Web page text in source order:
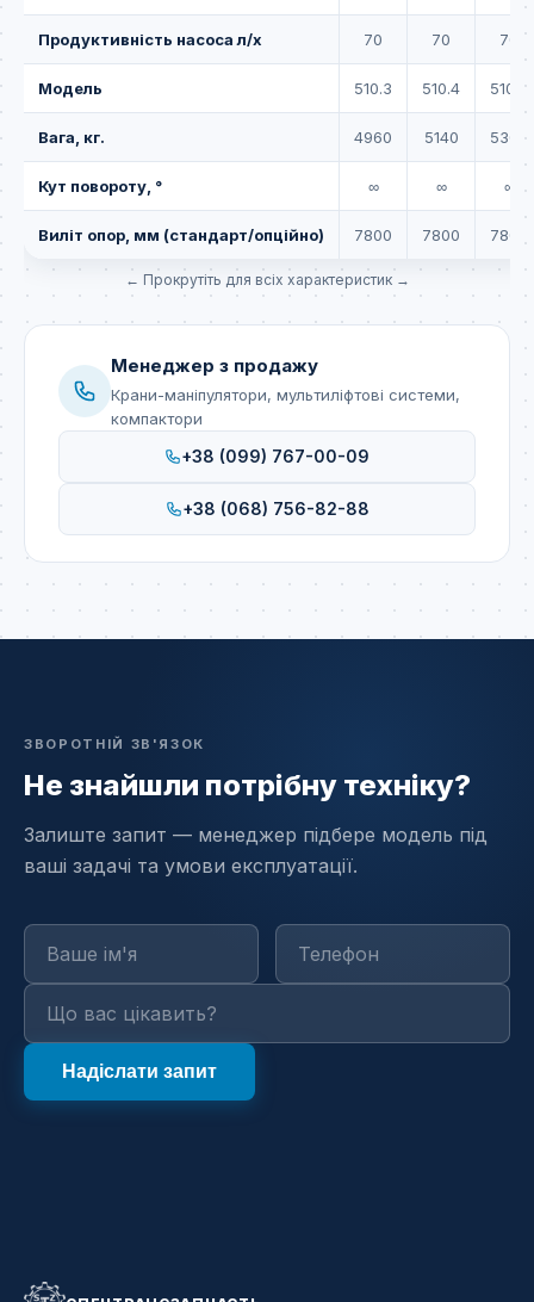
Продуктивність насоса л/х 70 70 70
Модель 510.3 510.4 510.5
Вага, кг. 4960 5140 5300
Кут повороту, ° ∞ ∞ ∞
Виліт опор, мм (стандарт/опційно) 7800 7800 7800
Менеджер з продажу
Крани-маніпулятори, мультиліфтові системи,
компактори
+38 (099) 767-00-09
+38 (068) 756-82-88
ЗВОРОТНІЙ ЗВ'ЯЗОК
Не знайшли потрібну техніку?
Залиште запит — менеджер підбере модель під
ваші задачі та умови експлуатації.